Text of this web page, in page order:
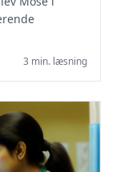
3 min. læsning